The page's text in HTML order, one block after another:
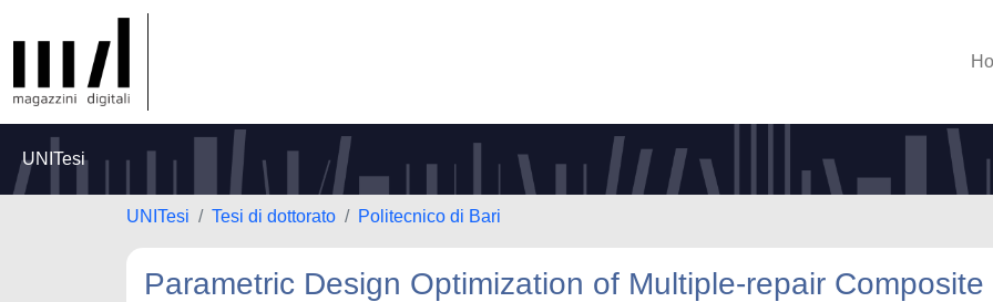
UNITesi
UNITesi Tesi di dottorato Politecnico di Bari
Parametric Design Optimization of Multiple-repair Composite